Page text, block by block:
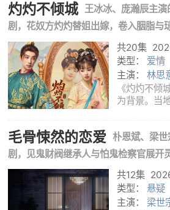
敏洙执导，
世宗、邕圣
继承人兼酒店
灼灼不倾城 王冰冰、庞瀚辰主
剧，花奴方灼灼替姐出嫁，卷入胭脂与
共20集
类型： 爱情
主演： 林思
辰 成方旭
《灼灼不倾
为背景。当
踪堂姐方倾
意，却在成
身份。为
毛骨悚然的恋爱 朴恩斌、梁
剧，见鬼财阀继承人与怕鬼检察官展开
共12集
类型： 悬疑
主演： 梁世